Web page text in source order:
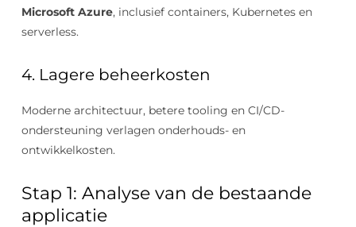
Microsoft Azure, inclusief containers, Kubernetes en
serverless.
4. Lagere beheerkosten
Moderne architectuur, betere tooling en CI/CD-
ondersteuning verlagen onderhouds- en
ontwikkelkosten.
Stap 1: Analyse van de bestaande
applicatie